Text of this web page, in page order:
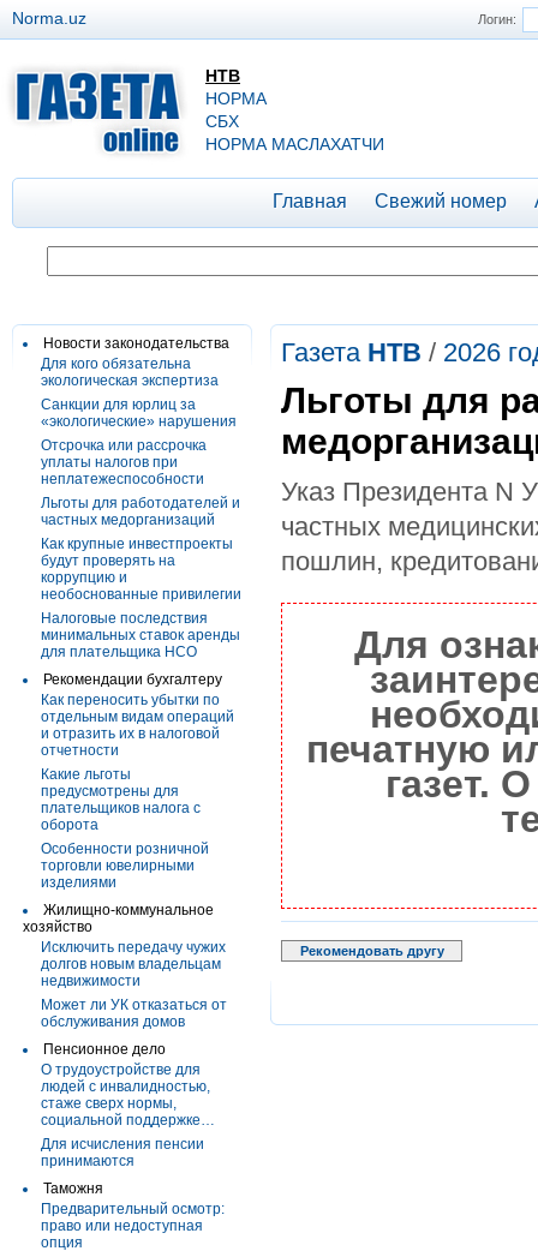
Логин:
Norma.uz
НТВ
НОРМА
СБХ
НОРМА МАСЛАХАТЧИ
Главная Свежий номер
Новости законодательства
Для кого обязательна
экологическая экспертиза
Санкции для юрлиц за
«экологические» нарушения
Отсрочка или рассрочка
уплаты налогов при
неплатежеспособности
Льготы для работодателей и
частных медорганизаций
Как крупные инвестпроекты
будут проверять на
коррупцию и
необоснованные привилегии
Налоговые последствия
минимальных ставок аренды
для плательщика НСО
Рекомендации бухгалтеру
Как переносить убытки по
отдельным видам операций
и отразить их в налоговой
отчетности
Какие льготы
предусмотрены для
плательщиков налога с
оборота
Особенности розничной
торговли ювелирными
изделиями
Жилищно-коммунальное
хозяйство
Исключить передачу чужих
долгов новым владельцам
недвижимости
Может ли УК отказаться от
обслуживания домов
Пенсионное дело
О трудоустройстве для
людей с инвалидностью,
стаже сверх нормы,
социальной поддержке…
Для исчисления пенсии
принимаются
Таможня
Предварительный осмотр:
право или недоступная
опция
Газета НТВ / 2026
Льготы для
Указ Президента N
частных
пошлин,
Для
печатную
газет.
Рекомендовать другу